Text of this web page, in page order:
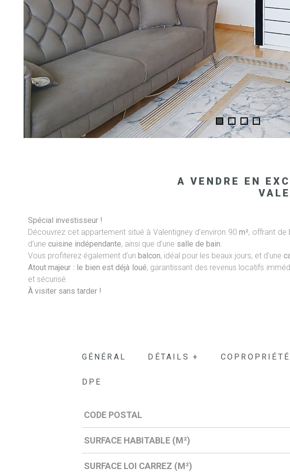
A VENDRE EN
Spécial investisseur !
Découvrez cet appartement situé à Valentigney d’environ 90m², offrant de
d’une cuisine indépendante, ainsi que d’une salle de bain
Vous profiterez également d’un balcon, idéal pour les beaux jours, et d’une
Atout majeur : le bien est déjà loué, garantissant des revenus locatifs
et sécurisé.
À visiter sans tarder !
GÉNÉRAL DÉTAILS + COPROPRIÉTÉ
DPE
Caractérisque Valeurs
CODE POSTAL
SURFACE HABITABLE (M²)
SURFACE LOI CARREZ (M²)